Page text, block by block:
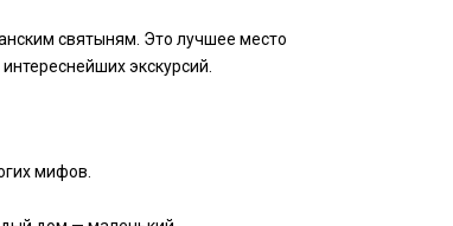
святыням. Это лучшее место
экскурсий.
мифов.